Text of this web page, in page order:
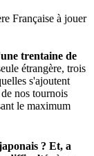
trentaine de
étrangère, trois
s'ajoutent
nos tournois
le maximum
? Et, a